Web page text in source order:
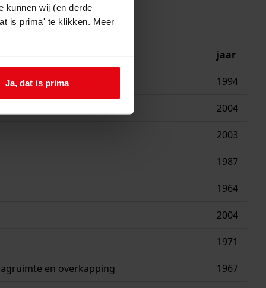
kunnen wij (en derde
is prima' te klikken. Meer
Ja, dat is prima
jaar
1994
2004
2003
1987
1964
2004
1971
en overkapping 1967